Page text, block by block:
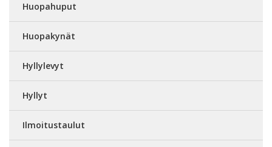
Huopahuput
Huopakynät
Hyllylevyt
Hyllyt
Ilmoitustaulut